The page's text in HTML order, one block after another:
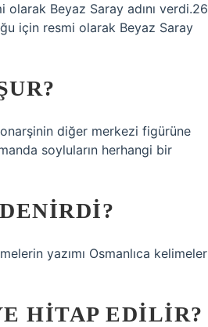
olarak Beyaz Saray adını verdi.26
için resmi olarak Beyaz Saray
diğer merkezi figürüne
soyluların herhangi bir
yazımı Osmanlıca kelimeler
HITAP EDILIR?